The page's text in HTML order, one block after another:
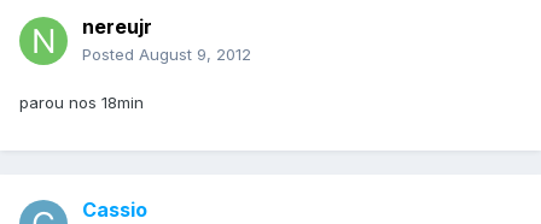
nereujr
Posted August 9, 2012
parou nos 18min
Cassio